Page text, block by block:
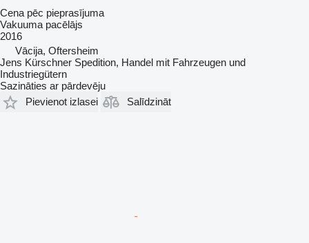
Cena pēc pieprasījuma
Vakuuma pacēlājs
2016
Vācija, Oftersheim
Jens Kürschner Spedition, Handel mit Fahrzeugen und
Industriegütern
Sazināties ar pārdevēju
Pievienot izlasei
Salīdzināt